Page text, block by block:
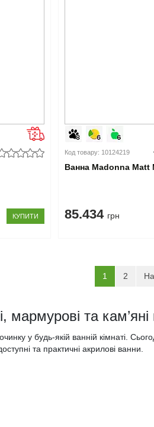
КУПИТИ
Код товару: 10124219
Ванна Madonna Matt
85.434 грн
1 (current)
2
та кам’яні
у будь-якій ванній кімнаті.
та практичні акрилові ванни.